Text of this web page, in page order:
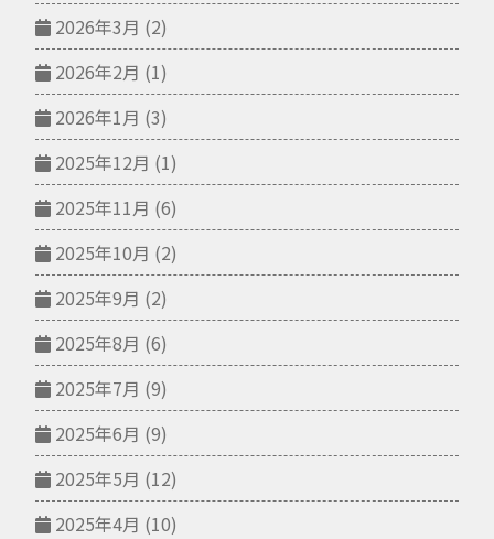
2026年3月 (2)
2026年2月 (1)
2026年1月 (3)
2025年12月 (1)
2025年11月 (6)
2025年10月 (2)
2025年9月 (2)
2025年8月 (6)
2025年7月 (9)
2025年6月 (9)
2025年5月 (12)
2025年4月 (10)